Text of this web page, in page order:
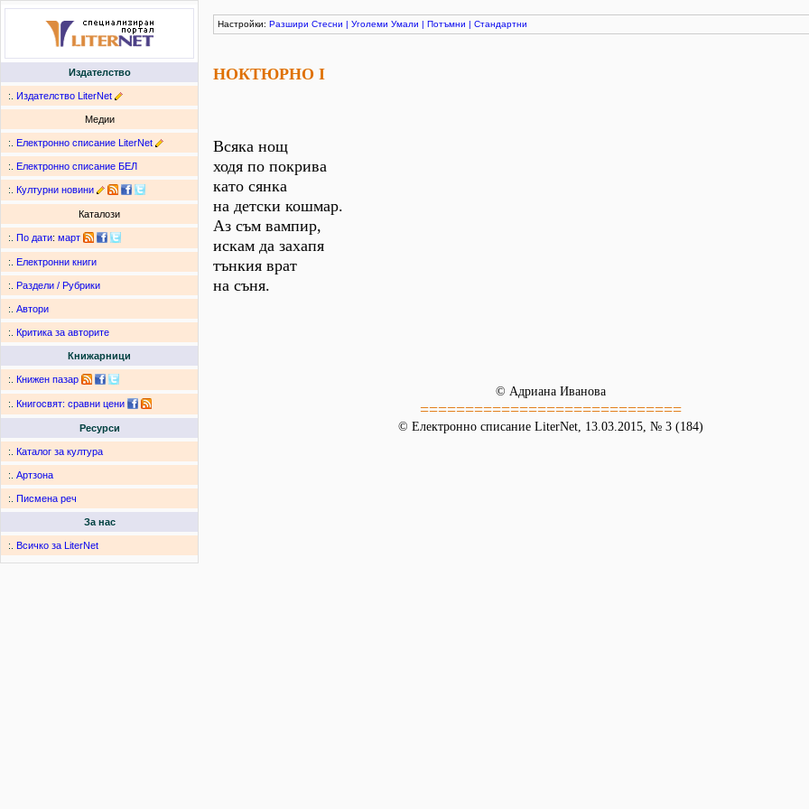
Издателство
:. Издателство LiterNet
Медии
:. Електронно списание LiterNet
:. Електронно списание БЕЛ
:. Културни новини
Каталози
:. По дати: март
:. Електронни книги
:. Раздели / Рубрики
:. Автори
:. Критика за авторите
Книжарници
:. Книжен пазар
:. Книгосвят: сравни цени
Ресурси
:. Каталог за култура
:. Артзона
:. Писмена реч
За нас
:. Всичко за LiterNet
Настройки: Разшири Стесни | Уголеми Умали | Потъмни | Стандартни
НОКТЮРНО I
Всяка нощ
ходя по покрива
като сянка
на детски кошмар.
Аз съм вампир,
искам да захапя
тънкия врат
на съня.
© Адриана Иванова
=============================
© Електронно списание LiterNet, 13.03.2015, № 3 (184)